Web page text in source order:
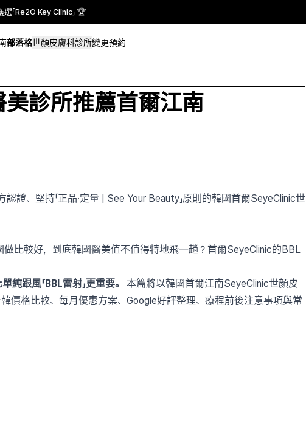
「Re2O Key Clinic」 🏆
部落格世顏皮膚科診所變更預約
診所推薦首爾江南
證、堅持「正品·定量 | See Your Beauty」原則的韓國首爾SeyeClinic世
做比較好，到底韓國醫美值不值得特地飛一趟？首爾SeyeClinic的BBL
純跟風「BBL雷射」更重要。
本篇將以韓國首爾江南SeyeClinic世顏皮
價格比較、每月優惠方案、Google好評整理、療程前後注意事項與常